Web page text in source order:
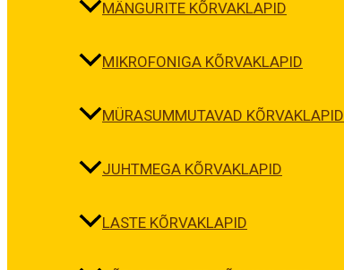
MÄNGURITE KÕRVAKLAPID
MIKROFONIGA KÕRVAKLAPID
MÜRASUMMUTAVAD KÕRVAKLAPID
JUHTMEGA KÕRVAKLAPID
LASTE KÕRVAKLAPID